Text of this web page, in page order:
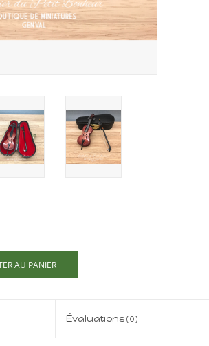
AU PANIER
Évaluations (0)